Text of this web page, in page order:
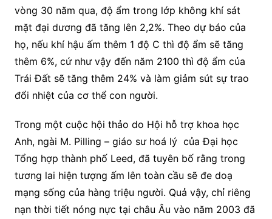
vòng 30 năm qua, độ ẩm trong lớp không khí sát
mặt đại dương đã tăng lên 2,2%. Theo dự báo của
họ, nếu khí hậu ấm thêm 1 độ C thì độ ẩm sẽ tăng
thêm 6%, cứ như vậy đến năm 2100 thì độ ẩm của
Trái Đất sẽ tăng thêm 24% và làm giảm sút sự trao
đổi nhiệt của cơ thể con người.
Trong một cuộc hội thảo do Hội hỗ trợ khoa học
Anh, ngài M. Pilling – giáo sư hoá lý của Đại học
Tổng hợp thành phố Leed, đã tuyên bố rằng trong
tương lai hiện tượng ấm lên toàn cầu sẽ đe doạ
mạng sống của hàng triệu người. Quả vậy, chỉ riêng
nạn thời tiết nóng nực tại châu Âu vào năm 2003 đã